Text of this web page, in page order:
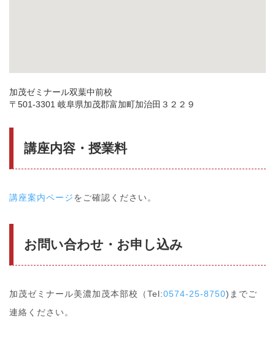
加茂ゼミナール双葉中前校
〒501-3301 岐阜県加茂郡富加町加治田３２２９
講座内容・授業料
講座案内ページをご確認ください。
お問い合わせ・お申し込み
加茂ゼミナール美濃加茂本部校（Tel:0574-25-8750)までご
連絡ください。